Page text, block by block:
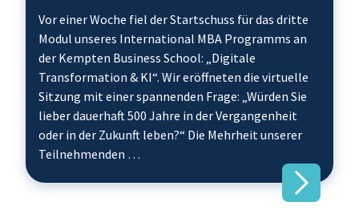
Vor einer Woche fiel der Startschuss für das dritte
Modul unseres International MBA Programms an
der Kempten Business School: „Digitale
Transformation & KI“. Wir eröffneten die virtuelle
Sitzung mit einer spannenden Frage: „Würden Sie
lieber dauerhaft 500 Jahre in der Vergangenheit
oder in der Zukunft leben?“ Die Mehrheit unserer
Teilnehmenden …